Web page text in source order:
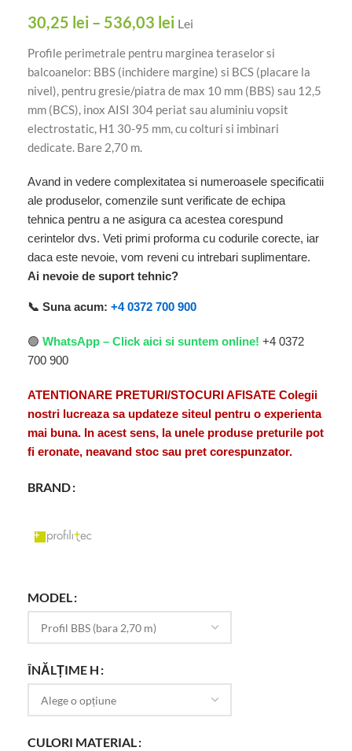
30,25 lei – 536,03 lei Lei
Profile perimetrale pentru marginea teraselor si
balcoanelor: BBS (inchidere margine) si BCS (placare la
nivel), pentru gresie/piatra de max 10 mm (BBS) sau 12,5
mm (BCS), inox AISI 304 periat sau aluminiu vopsit
electrostatic, H1 30-95 mm, cu colturi si imbinari
dedicate. Bare 2,70 m.
Avand in vedere complexitatea si numeroasele specificatii
ale produselor, comenzile sunt verificate de echipa
tehnica pentru a ne asigura ca acestea corespund
cerintelor dvs. Veti primi proforma cu codurile corecte, iar
daca este nevoie, vom reveni cu intrebari suplimentare.
Ai nevoie de suport tehnic?
📞 Suna acum: +4 0372 700 900
🟢 WhatsApp – Click aici si suntem online! +4 0372
700 900
ATENTIONARE PRETURI/STOCURI AFISATE Colegii
nostri lucreaza sa updateze siteul pentru o experienta
mai buna. In acest sens, la unele produse preturile pot
fi eronate, neavand stoc sau pret corespunzator.
BRAND
MODEL
ÎNĂLȚIME H
CULORI MATERIAL